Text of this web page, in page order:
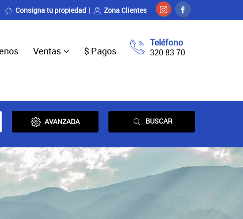
Consigna tu propiedad Zona Clientes
Teléfono
320 83 70
Ventas $ Pagos
AVANZADA BUSCAR